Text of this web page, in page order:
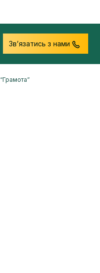
Звʼязатись з нами
“Грамота”